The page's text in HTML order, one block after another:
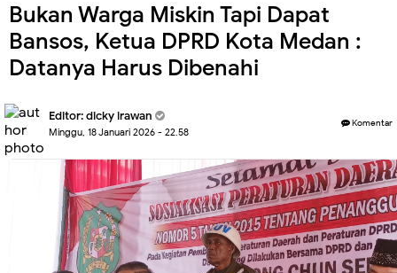
Bukan Warga Miskin Tapi Dapat
Bansos, Ketua DPRD Kota Medan :
Datanya Harus Dibenahi
Editor:dicky irawan
Minggu, 18 Januari 2026 - 22.58
Komentar